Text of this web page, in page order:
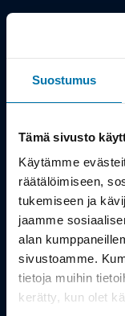
Suostumus
Tämä sivusto
Käytämme
räätälöimiseen,
tukemiseen ja
jaamme
alan
sivustoamme.
tietoja muihin
kerätty, kun olet